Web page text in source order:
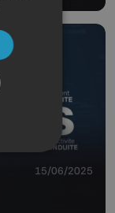
15/06/2025